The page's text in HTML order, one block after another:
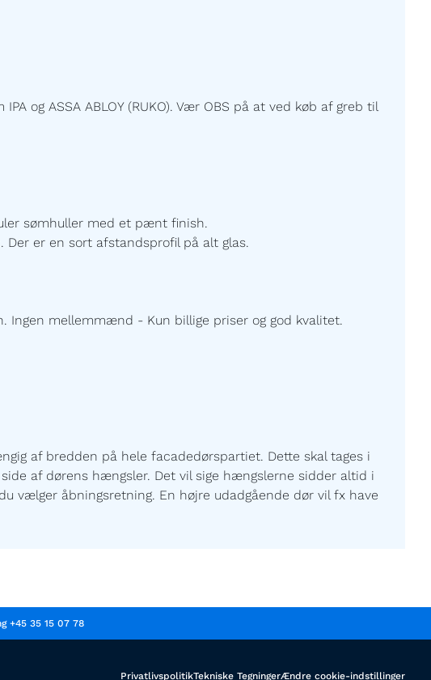
og ASSA ABLOY (RUKO). Vær OBS på at ved køb af greb til
sømhuller med et pænt finish.
er en sort afstandsprofil på alt glas.
Ingen mellemmænd - Kun billige priser og god kvalitet.
af bredden på hele facadedørspartiet. Dette skal tages i
af dørens hængsler. Det vil sige hængslerne sidder altid i
vælger åbningsretning. En højre udadgående dør vil fx have
+45 35 15 07 78
PrivatlivspolitikTekniske TegningerÆndre cookie-indstillinger